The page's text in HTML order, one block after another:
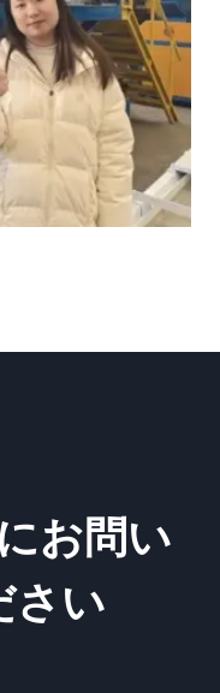
お問い
さい